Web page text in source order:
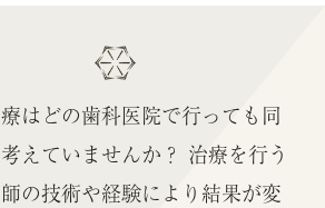
はどの歯科医院で行っても同
えていませんか？ 治療を行う
の技術や経験により結果が変